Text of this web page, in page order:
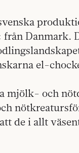
Danmark.
el-
mjölk- och
de i allt